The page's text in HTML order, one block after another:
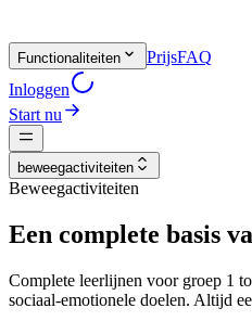
Functionaliteiten PrijsFAQ
Inloggen
Start nu
beweegactiviteiten
Beweegactiviteiten
Een complete basis
Complete leerlijnen voor groep 1
sociaal-emotionele doelen. Altijd